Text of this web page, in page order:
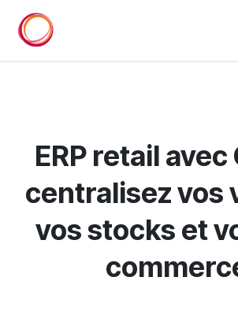
ERP retail avec
centralisez vos
vos stocks et